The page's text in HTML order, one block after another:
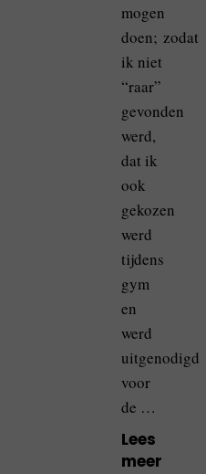
mogen
doen; zodat
ik niet
“raar”
gevonden
werd,
dat ik
ook
gekozen
werd
tijdens
gym
en
werd
uitgenodigd
voor
de …
Lees
meer